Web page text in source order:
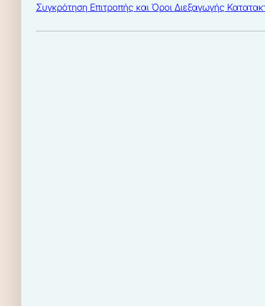
Συγκρότηση Επιτροπής και Όροι Διεξαγωγής